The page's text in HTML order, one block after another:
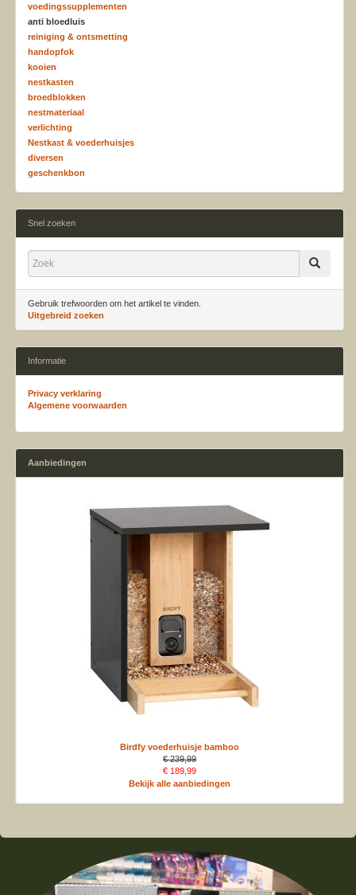
voedingssupplementen
anti bloedluis
reiniging & ontsmetting
handopfok
kooien
nestkasten
broedblokken
nestmateriaal
verlichting
Nestkast & voederhuisjes
diversen
geschenkbon
Snel zoeken
Gebruik trefwoorden om het artikel te vinden.
Uitgebreid zoeken
Informatie
Privacy verklaring
Algemene voorwaarden
Aanbiedingen
Birdfy voederhuisje bamboo
€ 239,99
€ 189,99
Bekijk alle aanbiedingen